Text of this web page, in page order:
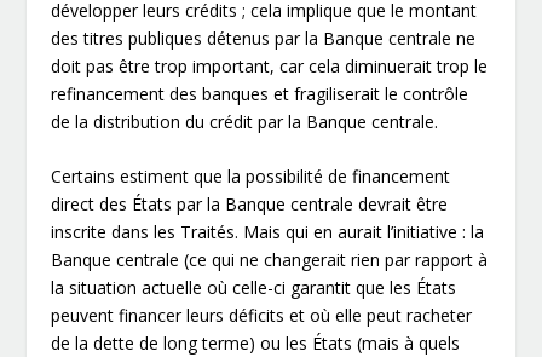
développer leurs crédits ; cela implique que le montant
des titres publiques détenus par la Banque centrale ne
doit pas être trop important, car cela diminuerait trop le
refinancement des banques et fragiliserait le contrôle
de la distribution du crédit par la Banque centrale.
Certains estiment que la possibilité de financement
direct des États par la Banque centrale devrait être
inscrite dans les Traités. Mais qui en aurait l’initiative : la
Banque centrale (ce qui ne changerait rien par rapport à
la situation actuelle où celle-ci garantit que les États
peuvent financer leurs déficits et où elle peut racheter
de la dette de long terme) ou les États (mais à quels